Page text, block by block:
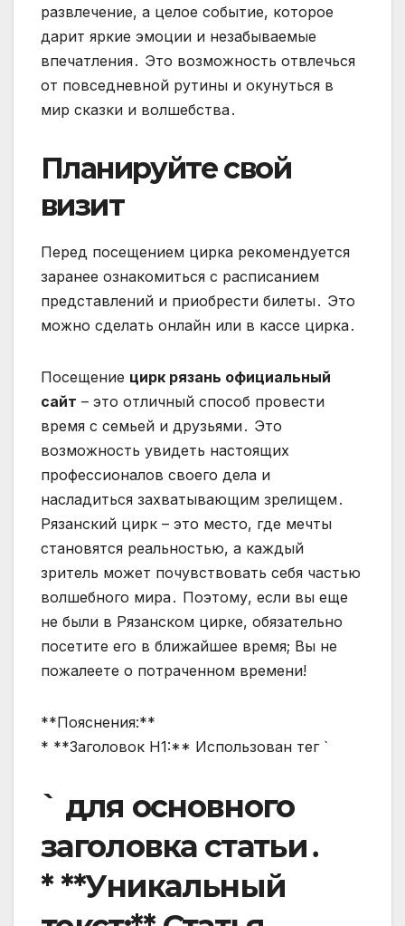
развлечение, а целое событие, которое
дарит яркие эмоции и незабываемые
впечатления․ Это возможность отвлечься
от повседневной рутины и окунуться в
мир сказки и волшебства․
Планируйте свой
визит
Перед посещением цирка рекомендуется
заранее ознакомиться с расписанием
представлений и приобрести билеты․ Это
можно сделать онлайн или в кассе цирка․
Посещение цирк рязань официальный
сайт – это отличный способ провести
время с семьей и друзьями․ Это
возможность увидеть настоящих
профессионалов своего дела и
насладиться захватывающим зрелищем․
Рязанский цирк – это место, где мечты
становятся реальностью, а каждый
зритель может почувствовать себя частью
волшебного мира․ Поэтому, если вы еще
не были в Рязанском цирке, обязательно
посетите его в ближайшее время; Вы не
пожалеете о потраченном времени!
**Пояснения:**
* **Заголовок H1:** Использован тег `
` для основного
заголовка статьи․
* **Уникальный